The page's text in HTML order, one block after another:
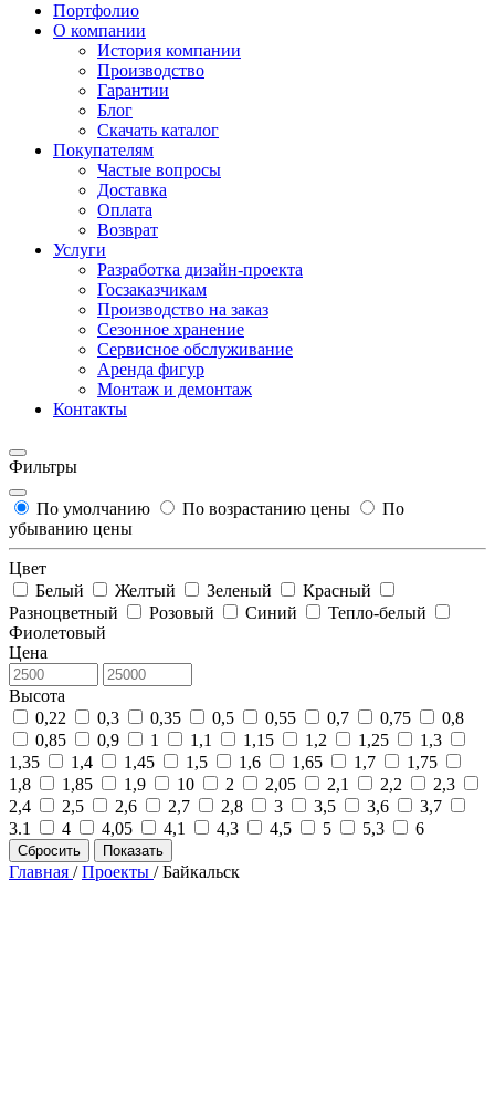
Портфолио
О компании
История компании
Производство
Гарантии
Блог
Скачать каталог
Покупателям
Частые вопросы
Доставка
Оплата
Возврат
Услуги
Разработка дизайн-проекта
Госзаказчикам
Производство на заказ
Сезонное хранение
Сервисное обслуживание
Аренда фигур
Монтаж и демонтаж
Контакты
Фильтры
По умолчанию По возрастанию цены
По
убыванию цены
Цвет
Белый
Желтый Зеленый
Красный
Разноцветный
Розовый Синий
Тепло-белый
Фиолетовый
Цена
Высота
0,22
0,3 0,35 0,5 0,55 0,7 0,75
0,8
0,85
0,9 1 1,1 1,15 1,2 1,25
1,3
1,35
1,4 1,45 1,5 1,6 1,65 1,7
1,75
1,8
1,85 1,9 10 2 2,05 2,1 2,2
2,3
2,4
2,5 2,6 2,7 2,8 3 3,5 3,6
3,7
3.1
4 4,05 4,1 4,3 4,5 5 5,3 6
Сбросить Показать
Главная /Проекты /Байкальск